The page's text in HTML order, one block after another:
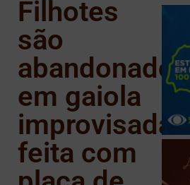
Filhotes
são
abandonados
em gaiola
improvisada
feita com